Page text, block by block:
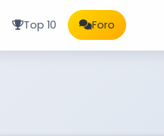
Top 10 Foro